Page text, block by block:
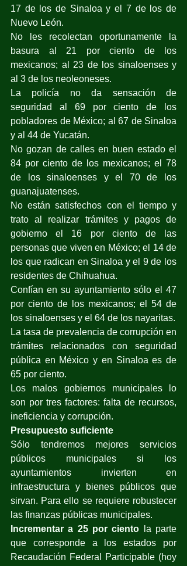
17 de los de Sinaloa y el 7 de los de
Nuevo León.
No les recolectan oportunamente la
basura al 21 por ciento de los
mexicanos; al 23 de los sinaloenses y
al 3 de los neoleoneses.
La policía no da sensación de
seguridad al 69 por ciento de los
pobladores de México; al 67 de Sinaloa
y al 44 de Yucatán.
No gozan de calles en buen estado el
84 por ciento de los mexicanos; el 78
de los sinaloenses y el 70 de los
guanajuatenses.
No están satisfechos con el tiempo y
trato al realizar trámites y pagos de
gobierno el 16 por ciento de las
personas que viven en México; el 14 de
los que radican en Sinaloa y el 9 de los
residentes de Chihuahua.
Confían en su ayuntamiento sólo el 47
por ciento de los mexicanos; el 54 de
los sinaloenses y el 64 de los nayaritas.
La tasa de prevalencia de corrupción en
trámites relacionados con seguridad
pública en México y en Sinaloa es de
65 por ciento.
Los malos gobiernos municipales lo
son por tres factores: falta de recursos,
ineficiencia y corrupción.
Presupuesto suficiente
Sólo tendremos mejores servicios
públicos municipales si los
ayuntamientos invierten en
infraestructura y bienes públicos que
sirvan. Para ello se requiere robustecer
las finanzas públicas municipales.
Incrementar a 25 por ciento la parte
que corresponde a los estados por
Recaudación Federal Participable (hoy